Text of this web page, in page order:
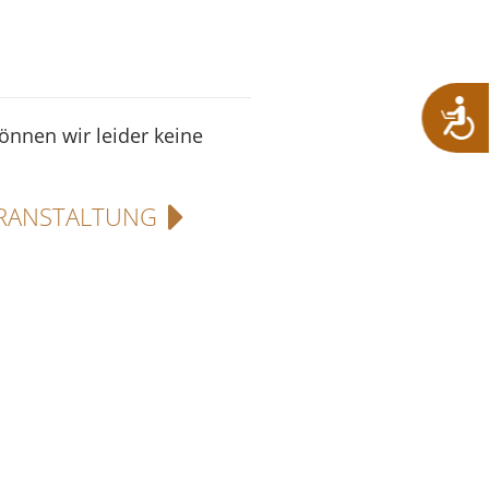
wir leider keine